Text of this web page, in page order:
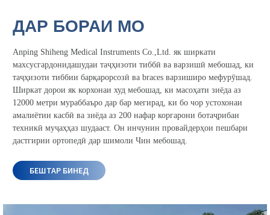
ДАР БОРАИ МО
Anping Shiheng Medical Instruments Co.,Ltd. як ширкати
махсусгардонидашудаи таҷҳизоти тиббӣ ва варзишӣ мебошад, ки
таҷҳизоти тиббии барқарорсозӣ ва braces варзиширо мефурӯшад.
Ширкат дорои як корхонаи худ мебошад, ки масоҳати зиёда аз
12000 метри мураббаъро дар бар мегирад, ки бо чор устохонаи
амалиётии касбӣ ва зиёда аз 200 нафар коргарони ботаҷрибаи
техникӣ муҷаҳҳаз шудааст. Он инчунин провайдерҳои пешбари
дастгирии ортопедӣ дар шимоли Чин мебошад.
БЕШТАР БИНЕД